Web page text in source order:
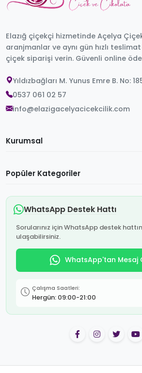
Elazığ çiçekçi hizmetinde Açelya
aranjmanlar ve aynı gün hızlı teslimat
çiçek siparişi verin. Güvenli online
Yıldızbağları M. Yunus Emre B. No:
0537 061 02 57
info@elazigacelyacicekcilik.com
Kurumsal
Popüler Kategoriler
WhatsApp Destek Hattı
Sorularınız için WhatsApp destek
ulaşabilirsiniz.
WhatsApp'tan Mesaj
Çalışma Saatleri:
Hergün: 09:00-21:00